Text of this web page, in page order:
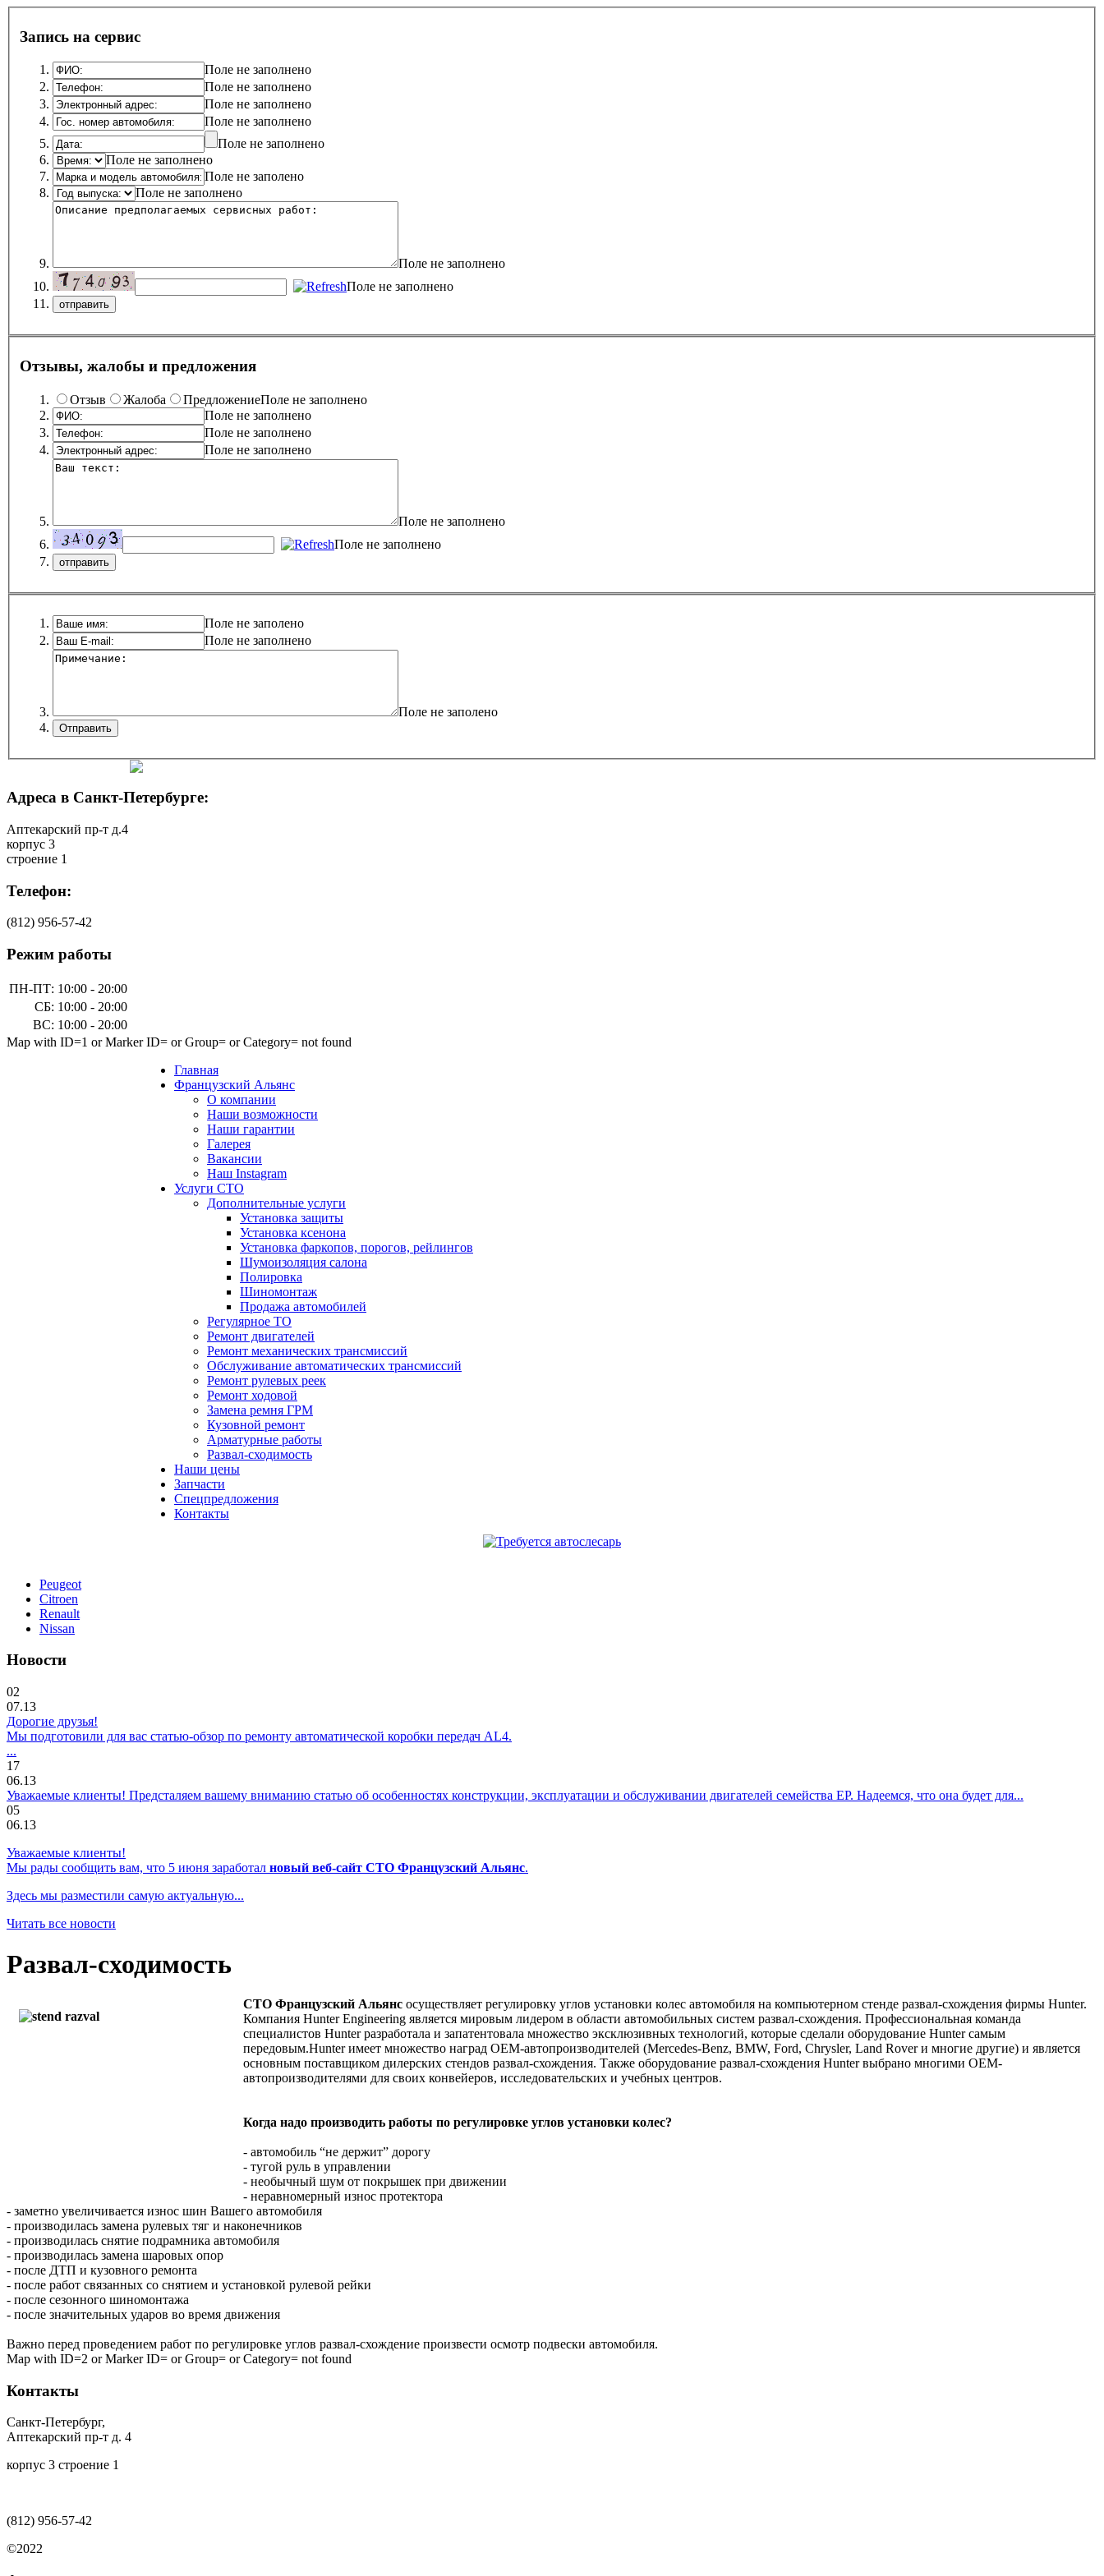
Запись на сервис
Поле не заполнено
Поле не заполнено
Поле не заполнено
Поле не заполнено
Поле не заполнено
Поле не заполнено
Поле не заполено
Поле не заполнено
Поле не заполнено
Поле не заполнено
Отзывы, жалобы и предложения
Отзыв Жалоба ПредложениеПоле не заполнено
Поле не заполнено
Поле не заполнено
Поле не заполнено
Поле не заполнено
Поле не заполнено
Поле не заполено
Поле не заполнено
Поле не заполено
Адреса в Санкт-Петербурге:
Аптекарский пр-т д.4
корпус 3
строение 1
Телефон:
(812) 956-57-42
Режим работы
ПН-ПТ: 10:00 - 20:00
СБ: 10:00 - 20:00
ВС: 10:00 - 20:00
Map with ID=1 or Marker ID= or Group= or Category= not found
Главная
Французский Альянс
О компании
Наши возможности
Наши гарантии
Галерея
Вакансии
Наш Instagram
Услуги СТО
Дополнительные услуги
Установка защиты
Установка ксенона
Установка фаркопов, порогов, рейлингов
Шумоизоляция салона
Полировка
Шиномонтаж
Продажа автомобилей
Регулярное ТО
Ремонт двигателей
Ремонт механических трансмиссий
Обслуживание автоматических трансмиссий
Ремонт рулевых реек
Ремонт ходовой
Замена ремня ГРМ
Кузовной ремонт
Арматурные работы
Развал-сходимость
Наши цены
Запчасти
Спецпредложения
Контакты
Peugeot
Citroen
Renault
Nissan
Новости
02
07.13
Дорогие друзья!
Мы подготовили для вас статью-обзор по ремонту автоматической коробки передач AL4.
...
17
06.13
Уважаемые клиенты! Предсталяем вашему вниманию статью об особенностях конструкции, эксплуатации и обслуживании двигателей семейства EP. Надеемся, что она будет для...
05
06.13
Уважаемые клиенты!
Мы рады сообщить вам, что 5 июня заработал новый веб-сайт СТО Французский Альянс.
Здесь мы разместили самую актуальную...
Читать все новости
Развал-сходимость
СТО Французский Альянс осуществляет регулировку углов установки колес автомобиля на компьютерном стенде развал-схождения фирмы Hunter.
Компания Hunter Engineering является мировым лидером в области автомобильных систем развал-схождения. Профессиональная команда
специалистов Hunter разработала и запатентовала множество эксклюзивных технологий, которые сделали оборудование Hunter самым
передовым.Hunter имеет множество наград OEM-автопроизводителей (Mercedes-Benz, BMW, Ford, Chrysler, Land Rover и многие другие) и является
основным поставщиком дилерских стендов развал-схождения. Также оборудование развал-схождения Hunter выбрано многими OEM-
автопроизводителями для своих конвейеров, исследовательских и учебных центров.
Когда надо производить работы по регулировке углов установки колес?
- автомобиль “не держит” дорогу
- тугой руль в управлении
- необычный шум от покрышек при движении
- неравномерный износ протектора
- заметно увеличивается износ шин Вашего автомобиля
- производилась замена рулевых тяг и наконечников
- производилась снятие подрамника автомобиля
- производилась замена шаровых опор
- после ДТП и кузовного ремонта
- после работ связанных со снятием и установкой рулевой рейки
- после сезонного шиномонтажа
- после значительных ударов во время движения
Важно перед проведением работ по регулировке углов развал-схождение произвести осмотр подвески автомобиля.
home
Map with ID=2 or Marker ID= or Group= or Category= not found
Контакты
Санкт-Петербург,
Аптекарский пр-т д. 4
корпус 3 строение 1
(812) 956-57-42
©2022